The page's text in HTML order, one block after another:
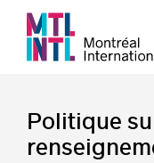
Politique